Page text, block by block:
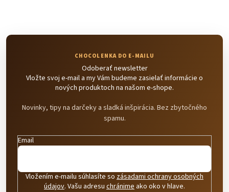
i
p
v
k
y
ý
p
s
u
i
Odoberať newsletter
Vložte svoj e-mail a my Vám budeme zasielať informácie o
nových produktoch na našom e-shope.
Novinky, tipy na darčeky a sladká inšpirácia. Bez zbytočného
spamu.
Email
Vložením e-mailu súhlasíte so zásadami ochrany osobných
údajov. Vašu adresu chránime ako oko v hlave.